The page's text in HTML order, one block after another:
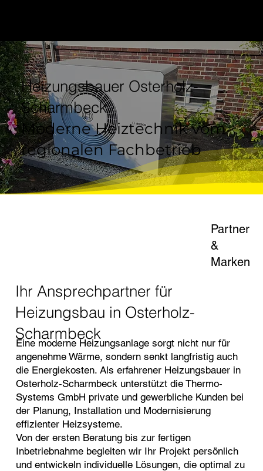
Heizungsbauer Osterholz-
Scharmbeck
Moderne Heiztechnik vom
regionalen Fachbetrieb
Partner
&
Marken
Ihr Ansprechpartner für
Heizungsbau in Osterholz-
Scharmbeck
Eine moderne Heizungsanlage sorgt nicht nur für
angenehme Wärme, sondern senkt langfristig auch
die Energiekosten. Als erfahrener Heizungsbauer in
Osterholz-Scharmbeck unterstützt die Thermo-
Systems GmbH private und gewerbliche Kunden bei
der Planung, Installation und Modernisierung
effizienter Heizsysteme.
Von der ersten Beratung bis zur fertigen
Inbetriebnahme begleiten wir Ihr Projekt persönlich
und entwickeln individuelle Lösungen, die optimal zu